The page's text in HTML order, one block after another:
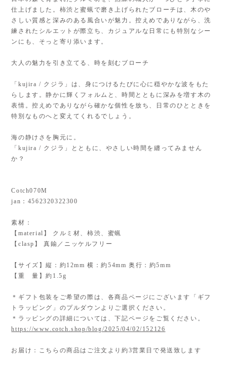
仕上げました。柿渋と蜜蝋で磨き上げられたブローチは、木のや
さしい質感と深みのある風合いが魅力。控えめでありながら、洗
練されたシルエットが際立ち、カジュアルな日常にも特別なシー
ンにも、そっと寄り添います。
大人の魅力を引き立てる、時を刻むブローチ
「kujira / クジラ」は、身につけるたびに心に穏やかな波をもた
らします。静かに輝くフォルムと、時間とともに深みを増す木の
表情。控えめでありながら確かな個性を放ち、日常のひとときを
特別なものへと変えてくれるでしょう。
海の静けさを胸元に。
「kujira / クジラ」とともに、やさしい時間を纏ってみません
か？
Cotch070M
jan：4562320322300
素材：
【material】 クルミ材、柿渋、蜜蝋
【clasp】 真鍮／ニッケルフリー
【サイズ】縦：約12mm 横：約54mm 奥行：約5mm
【重 量】約1.5g
＊ギフト包装をご希望の際は、各商品ページにございます「ギフ
トラッピング」のプルダウンよりご選択ください。
＊ラッピングの詳細については、下記ページをご覧ください。
https://www.cotch.shop/blog/2025/04/02/152126
お届け：こちらの商品はご注文より約3営業日で発送致します